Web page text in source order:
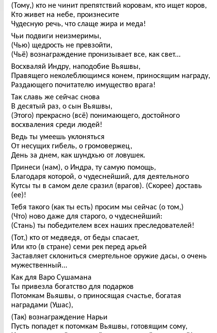
(Тому,) кто не чинит препятствий коровам, кто ищет коров,
Кто живет на небе, произнесите
Чудесную речь, что слаще жира и меда!
Чьи подвиги неизмеримы,
(Чью) щедрость не превзойти,
(Чьё) вознаграждение пронизывает все, как свет...
Восхваляй Индру, наподобие Вьяшвы,
Правящего неколеблющимся конем, приносящим награду,
Раздающего почитателю имущество врага!
Так славь же сейчас снова
В десятый раз, о сын Вьяшвы,
(Этого) прекрасно (всё) понимающего, достойного
восхваления среди людей!
Ведь ты умеешь уклоняться
От несущих гибель, о громовержец,
День за днем, как шундхью от ловушек.
Принеси (нам), о Индра, ту самую помощь,
Благодаря которой, о чудеснейший, для деятельного
Кутсы ты в самом деле сразил (врагов). (Скорее) доставь
(ее)!
Тебя такого (как ты есть) просим мы сейчас (о том,)
(Что) ново даже для старого, о чудеснейший:
(Стань) ты победителем всех наших преследователей!
(Тот,) кто от медведя, от беды спасает,
Или кто (в стране) семи рек перед арьей
Заставляет склониться смертельное оружие дасы, о очень
мужественный...
Как для Варо Сушамана
Ты привезла богатство для подарков
Потомкам Вьяшвы, о приносящая счастье, богатая
наградами (Ушас),
(Так) вознаграждение Нарьи
Пусть попадет к потомкам Вьяшвы, готовящим сому,